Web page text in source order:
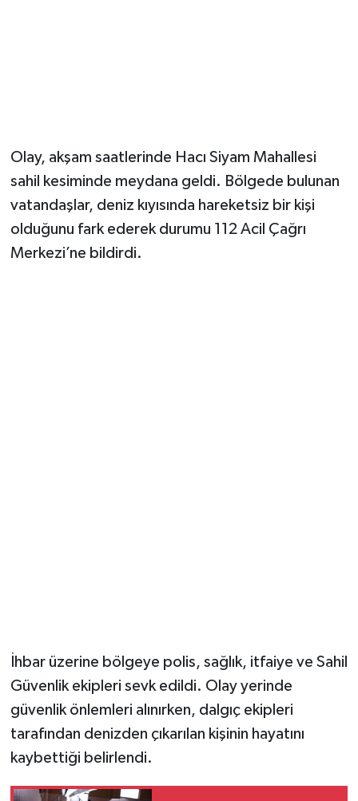
Olay, akşam saatlerinde Hacı Siyam Mahallesi
sahil kesiminde meydana geldi. Bölgede bulunan
vatandaşlar, deniz kıyısında hareketsiz bir kişi
olduğunu fark ederek durumu 112 Acil Çağrı
Merkezi’ne bildirdi.
İhbar üzerine bölgeye polis, sağlık, itfaiye ve Sahil
Güvenlik ekipleri sevk edildi. Olay yerinde
güvenlik önlemleri alınırken, dalgıç ekipleri
tarafından denizden çıkarılan kişinin hayatını
kaybettiği belirlendi.
Seri İlan
Siyaset
Sokak Hayvanlarını Sahiplendirme